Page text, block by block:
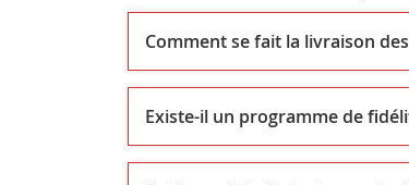
Comment se fait la livraison
Existe-il un programme de